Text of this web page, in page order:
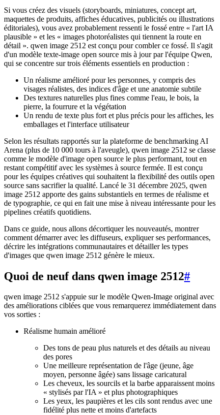
Si vous créez des visuels (storyboards, miniatures, concept art,
maquettes de produits, affiches éducatives, publicités ou illustrations
éditoriales), vous avez probablement ressenti le fossé entre « l'art IA
plausible » et les « images photoréalistes qui tiennent la route en
détail ». qwen image 2512 est conçu pour combler ce fossé. Il s'agit
d'un modèle texte-image open source mis à jour par l'équipe Qwen,
qui se concentre sur trois éléments essentiels en production :
Un réalisme amélioré pour les personnes, y compris des
visages réalistes, des indices d'âge et une anatomie subtile
Des textures naturelles plus fines comme l'eau, le bois, la
pierre, la fourrure et la végétation
Un rendu de texte plus fort et plus précis pour les affiches, les
emballages et l'interface utilisateur
Selon les résultats rapportés sur la plateforme de benchmarking AI
Arena (plus de 10 000 tours à l'aveugle), qwen image 2512 se classe
comme le modèle d'image open source le plus performant, tout en
restant compétitif avec les systèmes à source fermée. Il est conçu
pour les équipes créatives qui souhaitent la flexibilité des outils open
source sans sacrifier la qualité. Lancé le 31 décembre 2025, qwen
image 2512 apporte des gains substantiels en termes de réalisme et
de typographie, ce qui en fait une mise à niveau intéressante pour les
pipelines créatifs quotidiens.
Dans ce guide, nous allons décortiquer les nouveautés, montrer
comment démarrer avec les diffuseurs, expliquer ses performances,
décrire les intégrations communautaires et détailler les types
d'images que qwen image 2512 génère le mieux.
Quoi de neuf dans qwen image 2512#
qwen image 2512 s'appuie sur le modèle Qwen-Image original avec
des améliorations ciblées que vous remarquerez immédiatement dans
vos sorties :
Réalisme humain amélioré
Des tons de peau plus naturels et des détails au niveau
des pores
Une meilleure représentation de l'âge (jeune, âge
moyen, personne âgée) sans lissage caricatural
Les cheveux, les sourcils et la barbe apparaissent moins
« stylisés par l'IA » et plus photographiques
Les yeux, les paupières et les cils sont rendus avec une
fidélité plus nette et moins d'artefacts